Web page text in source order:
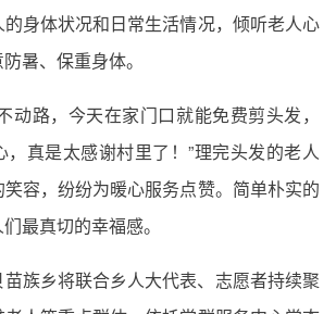
身体状况和日常生活情况，倾听老人心
暑、保重身体。
动路，今天在家门口就能免费剪头发，
，真是太感谢村里了！”理完头发的老人
容，纷纷为暖心服务点赞。简单朴实的
最真切的幸福感。
族乡将联合乡人大代表、志愿者持续聚